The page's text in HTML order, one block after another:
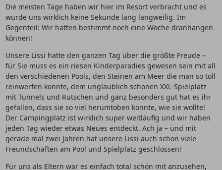
Die meisten Tage haben wir hier im Resort verbracht und es
wurde uns wirklich keine Sekunde lang langweilig. Im
Gegenteil: Wir hätten bestimmt noch eine Woche dranhängen
können!
Unsere Lissi hatte den ganzen Tag über die größte Freude –
für Sie muss es ein riesen Kinderparadies gewesen sein mit all
den verschiedenen Pools, den Steinen am Meer die man so toll
reinwerfen konnte, dem unglaublich schönen XXL-Spielplatz
mit Tunnels und Rutschen und ganz besonders gut hat es ihr
gefallen, dass sie so viel herumtoben konnte, wie sie wollte!
Der Campingplatz ist wirklich super weitläufig und wir haben
jeden Tag wieder etwas Neues entdeckt. Ach ja – und mit
gerade mal zwei Jahren hat unsere Lissi auch schon viele
Freundschaften am Pool und Spielplatz geschlossen!
Für uns als Eltern war es einfach total schön mit anzusehen,